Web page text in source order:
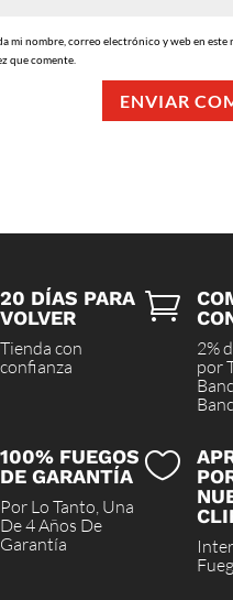
mi nombre, correo electrónico y web en este
que comente.
20 DÍAS PARA
VOLVER
Tienda con
confianza

2%
por
100% FUEGOS
DE GARANTÍA
Por Lo Tanto, Una
De 4 Años De
Garantía
